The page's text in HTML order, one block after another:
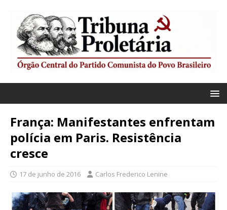
França: Manifestantes enfrentam
polícia em Paris. Resistência
cresce
17 de junho de 2016 Carlos Frederico Lenine